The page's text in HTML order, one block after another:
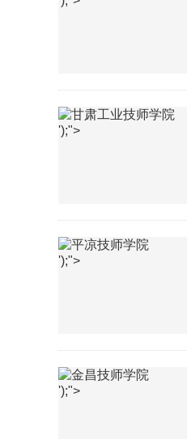
');">
');">
');">